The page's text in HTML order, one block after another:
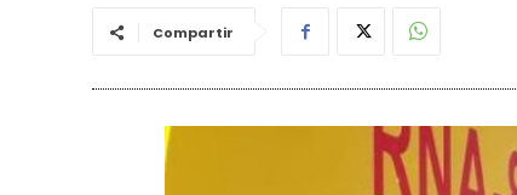
Compartir